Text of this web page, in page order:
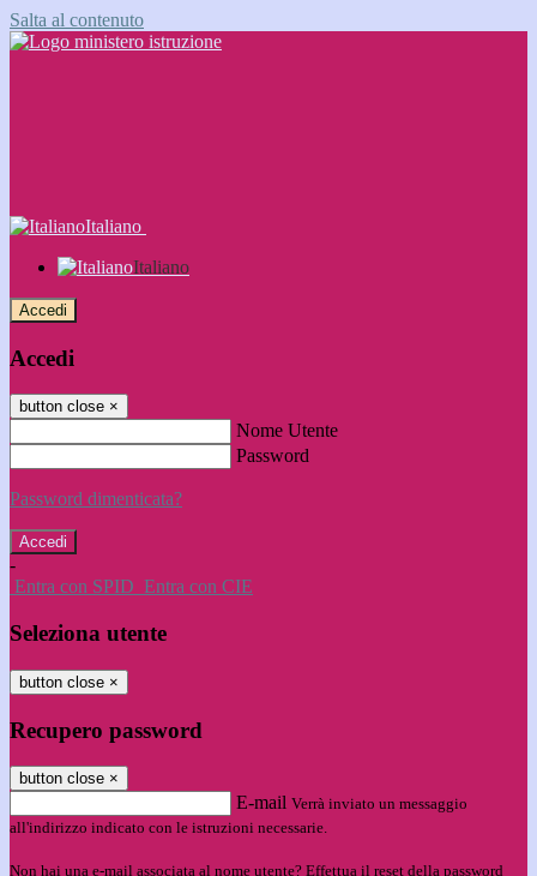
Salta al contenuto
Italiano
Italiano
Accedi
Accedi
button close ×
Nome Utente
Password
Password dimenticata?
-
Entra con SPID Entra con CIE
Seleziona utente
button close ×
Recupero password
button close ×
E-mail Verrà inviato un messaggio
all'indirizzo indicato con le istruzioni necessarie.
Non hai una e-mail associata al nome utente? Effettua il reset della password